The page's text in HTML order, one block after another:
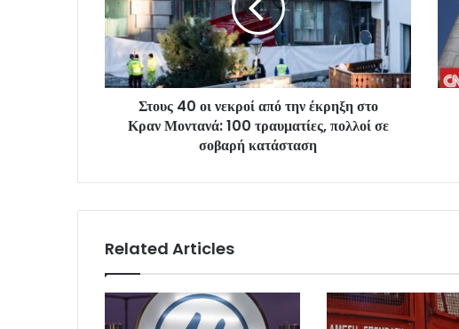
Στους 40 οι νεκροί από την έκρηξη στο
Κραν Μοντανά: 100 τραυματίες, πολλοί σε
σοβαρή κατάσταση
Related Articles